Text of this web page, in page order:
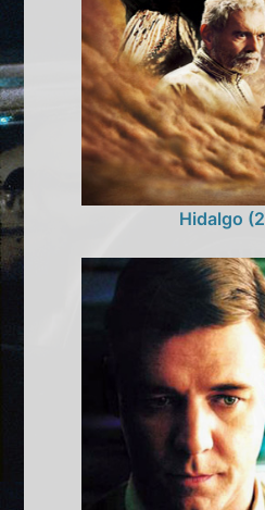
Hidalgo